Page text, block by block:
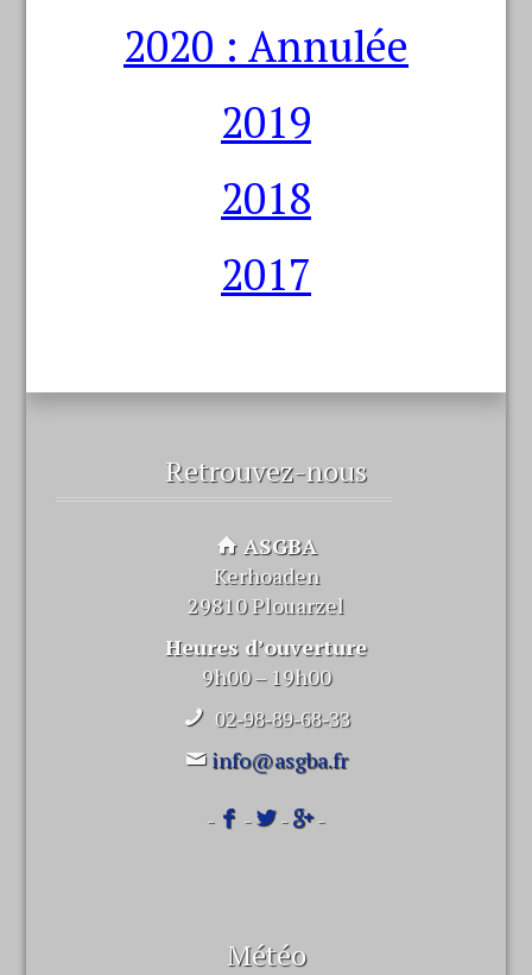
2020 : Annulée
2019
2018
2017
Retrouvez-nous
ASGBA
Kerhoaden
29810 Plouarzel
Heures d’ouverture
9h00 – 19h00
02-98-89-68-33
info@asgba.fr
- - - -
Météo